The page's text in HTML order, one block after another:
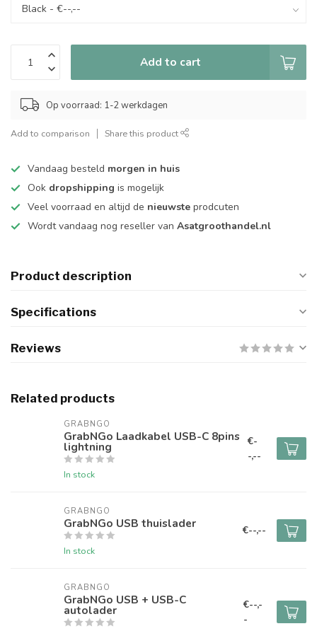
Add to cart
Op voorraad: 1-2 werkdagen
Add to comparison Share this product
Vandaag besteld morgen in huis
Ook dropshipping is mogelijk
Veel voorraad en altijd de nieuwste prodcuten
Wordt vandaag nog reseller van Asatgroothandel.nl
Product description
Specifications
Reviews
Related products
GRABNGO
GrabNGo Laadkabel USB-C 8pins
lightning
In stock
€-
-,--
GRABNGO
GrabNGo USB thuislader
In stock
€--,--
GRABNGO
GrabNGo USB + USB-C
autolader
€--,-
-